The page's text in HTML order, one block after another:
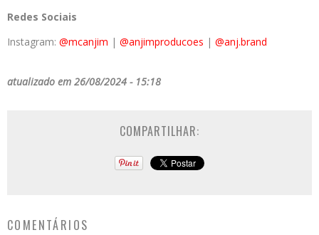
Redes Sociais
Instagram: @mcanjim | @anjimproducoes | @anj.brand
atualizado em 26/08/2024 - 15:18
COMPARTILHAR:
COMENTÁRIOS